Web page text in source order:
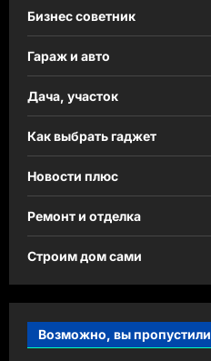
Бизнес советник
Гараж и авто
Дача, участок
Как выбрать гаджет
Новости плюс
Ремонт и отделка
Строим дом сами
Возможно, вы пропустили